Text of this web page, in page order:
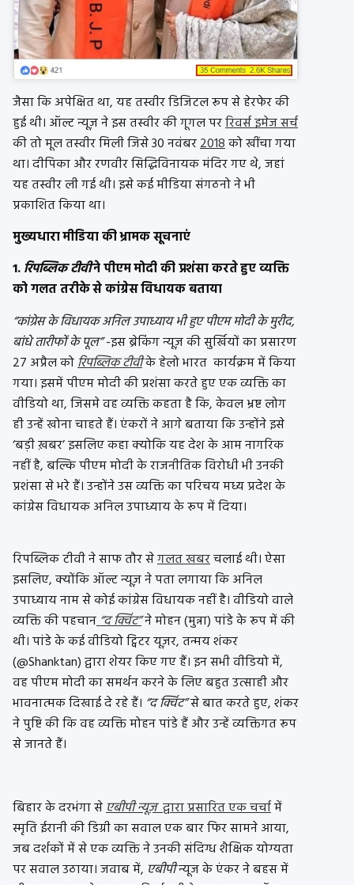
जैसा कि अपेक्षित था, यह तस्वीर डिजिटल रूप से हेरफेर की
हुई थी। ऑल्ट न्यूज़ ने इस तस्वीर की गूगल पररिवर्स इमेज सर्च
की तो मूल तस्वीर मिली जिसे 30 नवंबर2018को खींचा गया
था। दीपिका और रणवीर सिद्धिविनायक मंदिर गए थे, जहां
यह तस्वीर ली गई थी। इसे कई मीडिया संगठनो ने भी
प्रकाशित किया था।
मुख्यधारा मीडिया की भ्रामक सूचनाएं
1.रिपब्लिक टीवीने पीएम मोदी की प्रशंसा करते हुए व्यक्ति
को गलत तरीके से कांग्रेस विधायक बताया
“कांग्रेस के विधायक अनिल उपाध्याय भी हुए पीएम मोदी के मुरीद,
बांधे तारीफों के पूल”-इस ब्रेकिंग न्यूज़ की सुर्खियों का प्रसारण
27 अप्रैल कोरिपब्लिक टीवीके हेलो भारत कार्यक्रम में किया
गया। इसमें पीएम मोदी की प्रशंसा करते हुए एक व्यक्ति का
वीडियो था, जिसमे वह व्यक्ति कहता है कि, केवल भ्रष्ट लोग
ही उन्हें खोना चाहते हैं। एंकरों ने आगे बताया कि उन्होंने इसे
‘बड़ी ख़बर’ इसलिए कहा क्योकि यह देश के आम नागरिक
नहीं है, बल्कि पीएम मोदी के राजनीतिक विरोधी भी उनकी
प्रशंसा से भरे हैं। उन्होंने उस व्यक्ति का परिचय मध्य प्रदेश के
कांग्रेस विधायक अनिल उपाध्याय के रूप में दिया।
रिपब्लिक टीवी ने साफ तौर सेगलत खबरचलाई थी। ऐसा
इसलिए, क्योंकि ऑल्ट न्यूज़ ने पता लगाया कि अनिल
उपाध्याय नाम से कोई कांग्रेस विधायक नहीं है। वीडियो वाले
व्यक्ति की पहचान“द क्विंट”ने मोहन (मुन्ना) पांडे के रूप में की
थी। पांडे के कई वीडियो ट्विटर यूज़र, तन्मय शंकर
(@Shanktan) द्वारा शेयर किए गए हैं। इन सभी वीडियो में,
वह पीएम मोदी का समर्थन करने के लिए बहुत उत्साही और
भावनात्मक दिखाई दे रहे हैं। “द क्विंट”से बात करते हुए, शंकर
ने पुष्टि की कि वह व्यक्ति मोहन पांडे हैं और उन्हें व्यक्तिगत रूप
से जानते हैं।
बिहार के दरभंगा सेएबीपी न्यूज़द्वारा प्रसारित एक चर्चामें
स्मृति ईरानी की डिग्री का सवाल एक बार फिर सामने आया,
जब दर्शकों में से एक व्यक्ति ने उनकी संदिग्ध शैक्षिक योग्यता
पर सवाल उठाया। जवाब में, एबीपीन्यूज के एंकर ने बहस में